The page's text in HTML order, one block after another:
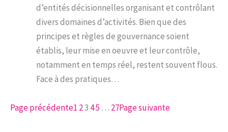
d’entités décisionnelles organisant et contrôlant
divers domaines d’activités. Bien que des
principes et règles de gouvernance soient
établis, leur mise en oeuvre et leur contrôle,
notamment en temps réel, restent souvent flous.
Face à des pratiques…
Page précédente1 23 45 … 27Page suivante